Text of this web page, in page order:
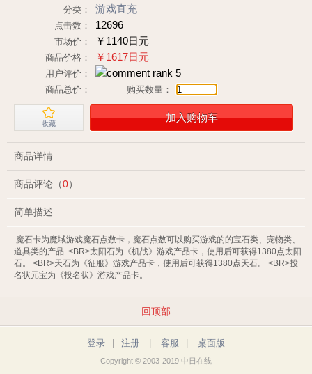
分类： 游戏直充
点击数： 12696
市场价： ￥1140日元
商品价格： ￥1617日元
用户评价：
商品总价：
购买数量：
收藏
加入购物车
商品详情
商品评论（0）
简单描述
道具类的产品. <BR>太阳石为《机战》游戏产品卡，使用后可获得1380点太阳
石。 <BR>天石为《征服》游戏产品卡，使用后可获得1380点天石。 <BR>投
名状元宝为《投名状》游戏产品卡。
回顶部
登录 注册 客服 桌面版
Copyright © 2003-2019 中日在线